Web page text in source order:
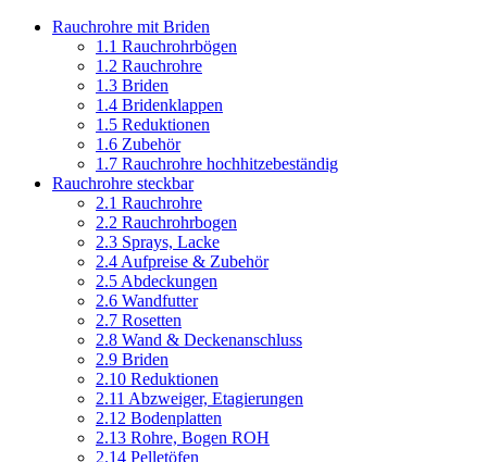
Rauchrohre mit Briden
1.1 Rauchrohrbögen
1.2 Rauchrohre
1.3 Briden
1.4 Bridenklappen
1.5 Reduktionen
1.6 Zubehör
1.7 Rauchrohre hochhitzebeständig
Rauchrohre steckbar
2.1 Rauchrohre
2.2 Rauchrohrbogen
2.3 Sprays, Lacke
2.4 Aufpreise & Zubehör
2.5 Abdeckungen
2.6 Wandfutter
2.7 Rosetten
2.8 Wand & Deckenanschluss
2.9 Briden
2.10 Reduktionen
2.11 Abzweiger, Etagierungen
2.12 Bodenplatten
2.13 Rohre, Bogen ROH
2.14 Pelletöfen